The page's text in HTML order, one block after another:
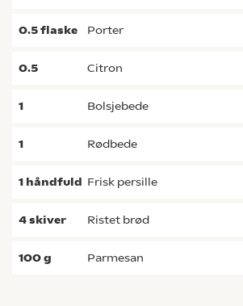
0.5flaske porter
0.5 citron
1 bolsjebede
1 rødbede
1 håndfuld frisk persille
4skiver Ristet brød
100g parmesan